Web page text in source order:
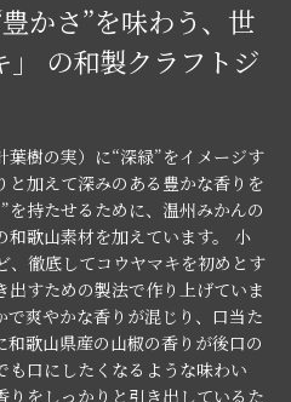
かさ”を味わう、世
の和製クラフトジ
樹の実）に“深緑”をイメージす
と加えて深みのある豊かな香りを
を持たせるために、温州みかんの
和歌山素材を加えています。 小
、徹底してコウヤマキを初めとす
出すための製法で作り上げていま
爽やかな香りが混じり、口当た
和歌山県産の山椒の香りが後口の
も口にしたくなるような味わい
りをしっかりと引き出しているた